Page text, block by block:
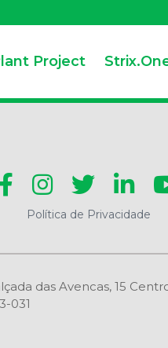
Project
Política de Privacidade
das Avencas, 15
031